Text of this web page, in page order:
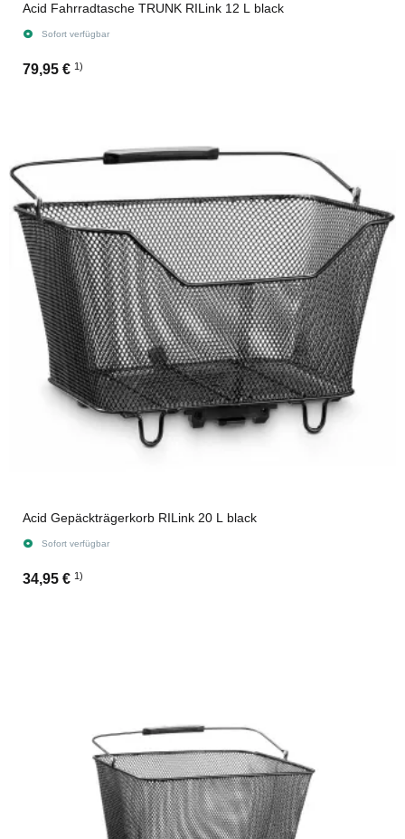
Acid Fahrradtasche TRUNK RILink 12 L black
Sofort verfügbar
79,95 € 1)
Acid Gepäckträgerkorb RILink 20 L black
Sofort verfügbar
34,95 € 1)